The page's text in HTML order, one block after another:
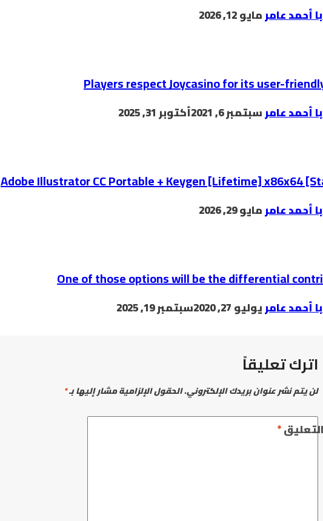
أحمد عامرمايو 12, 2026
Players respect Joycasino for its user-
أحمد عامرسبتمبر 6, 2021 أكتوبر 31, 2025
Adobe Illustrator CC Portable + Keygen [Lifetime] x86x64
أحمد عامرمايو 29, 2026
One of those options will be the differential
أحمد عامريوليو 27, 2020 سبتمبر 19, 2025
اترك تعليقاً
لن يتم نشر عنوان بريدك الإلكتروني.الحقول الإلزامية مشار إليها بـ*
التعليق*